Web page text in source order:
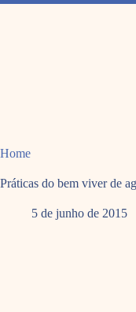
Pular
Home
Práticas do bem viver de
5 de junho de 2015